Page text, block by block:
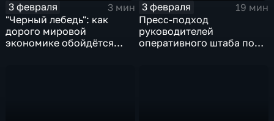
3 февраля
3 мин
"Черный лебедь": как
дорого мировой
экономике обойдётся
3 февраля
19 мин
Пресс-подход
руководителей
оперативного штаба по